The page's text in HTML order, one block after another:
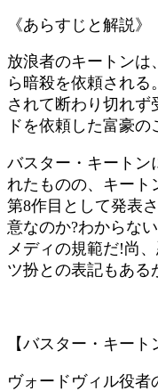
《あらすじと解説》
放浪者のキートンは
ら暗殺を依頼され
されて断わり切れ
ドを依頼した富豪
バスター・キートン
れたものの、キート
第8作目として発表
意なのか?わからな
メディの規範だ!尚
ツ扮との表記もある
【バスター・キート
ヴォードヴィル役